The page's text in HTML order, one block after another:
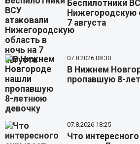
Беспилотники
Нижегородскую
7 августа
07.8.2026 08:30
В Нижнем
пропавшую 8-
07.8.2026 18:25
Что